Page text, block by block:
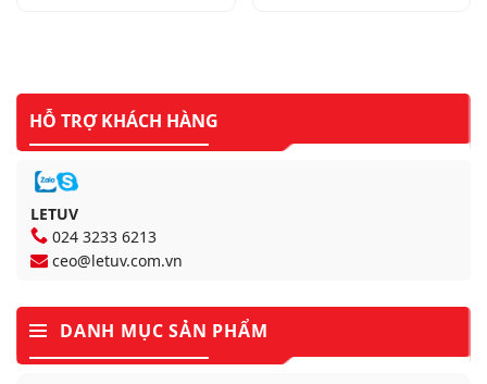
HỖ TRỢ KHÁCH HÀNG
LETUV
024 3233 6213
ceo@letuv.com.vn
DANH MỤC SẢN PHẨM